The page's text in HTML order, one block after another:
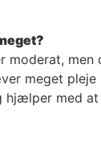
moderat, men
meget pleje
hjælper med